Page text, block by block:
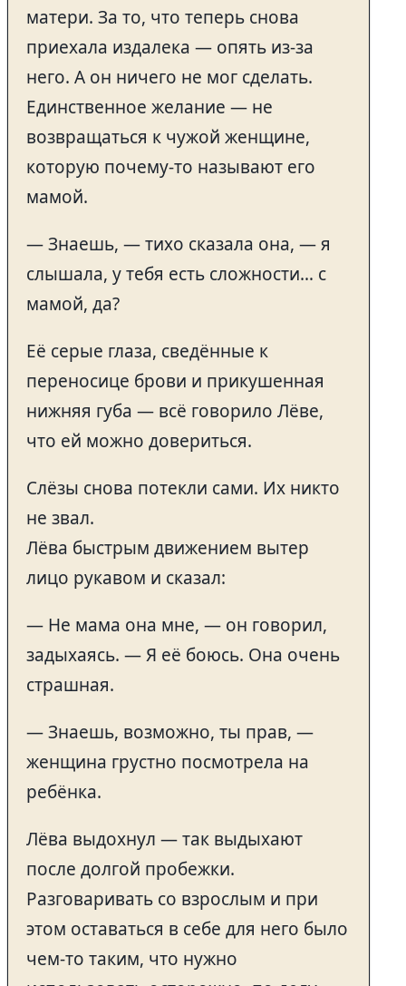
матери. За то, что теперь снова
приехала издалека — опять из-за
него. А он ничего не мог сделать.
Единственное желание — не
возвращаться к чужой женщине,
которую почему-то называют его
мамой.
— Знаешь, — тихо сказала она, — я
слышала, у тебя есть сложности… с
мамой, да?
Её серые глаза, сведённые к
переносице брови и прикушенная
нижняя губа — всё говорило Лёве,
что ей можно довериться.
Слёзы снова потекли сами. Их никто
не звал.
Лёва быстрым движением вытер
лицо рукавом и сказал:
— Не мама она мне, — он говорил,
задыхаясь. — Я её боюсь. Она очень
страшная.
— Знаешь, возможно, ты прав, —
женщина грустно посмотрела на
ребёнка.
Лёва выдохнул — так выдыхают
после долгой пробежки.
Разговаривать со взрослым и при
этом оставаться в себе для него было
чем-то таким, что нужно